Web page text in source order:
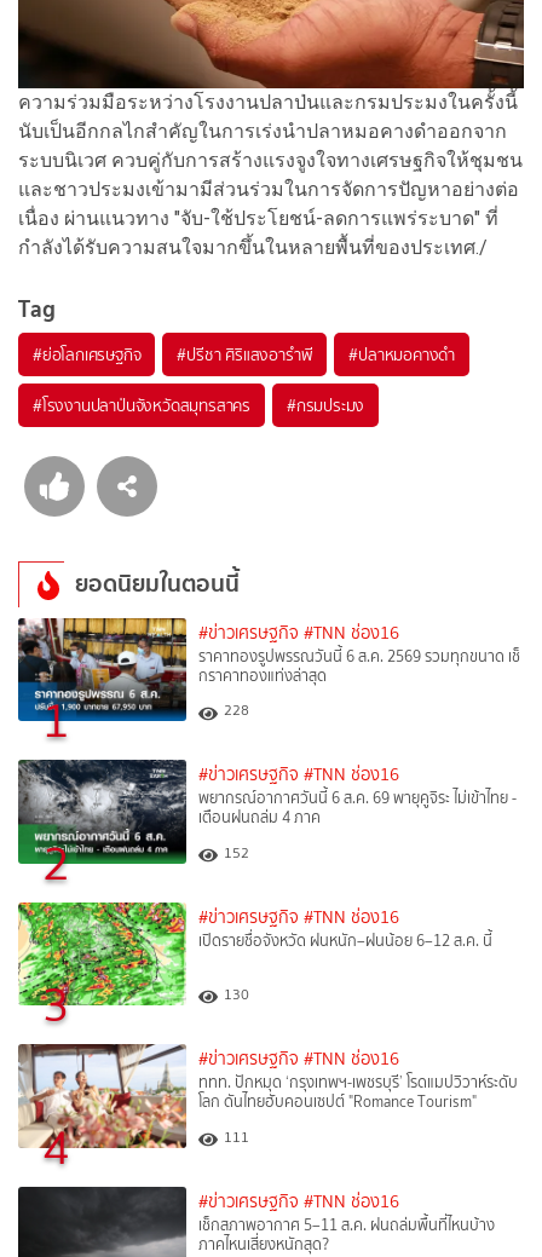
ความร่วมมือระหว่างโรงงานปลาป่นและกรมประมงในครั้งนี้
นับเป็นอีกกลไกสำคัญในการเร่งนำปลาหมอคางดำออกจาก
ระบบนิเวศ ควบคู่กับการสร้างแรงจูงใจทางเศรษฐกิจให้ชุมชน
และชาวประมงเข้ามามีส่วนร่วมในการจัดการปัญหาอย่างต่อ
เนื่อง ผ่านแนวทาง "จับ-ใช้ประโยชน์-ลดการแพร่ระบาด" ที่
กำลังได้รับความสนใจมากขึ้นในหลายพื้นที่ของประเทศ./
Tag
#ย่อโลกเศรษฐกิจ #ปรีชา ศิริแสงอารำพี #ปลาหมอคางดำ
#โรงงานปลาป่นจังหวัดสมุทรสาคร #กรมประมง
ยอดนิยมในตอนนี้
1
#ข่าวเศรษฐกิจ #TNN ช่อง16
ราคาทองรูปพรรณวันนี้ 6 ส.ค. 2569 รวมทุกขนาด เช็
กราคาทองแท่งล่าสุด
228
2
#ข่าวเศรษฐกิจ #TNN ช่อง16
พยากรณ์อากาศวันนี้ 6 ส.ค. 69 พายุคูจิระ ไม่เข้าไทย -
เตือนฝนถล่ม 4 ภาค
152
3
#ข่าวเศรษฐกิจ #TNN ช่อง16
เปิดรายชื่อจังหวัด ฝนหนัก–ฝนน้อย 6–12 ส.ค. นี้
130
4
#ข่าวเศรษฐกิจ #TNN ช่อง16
ททท. ปักหมุด ‘กรุงเทพฯ-เพชรบุรี’ โรดแมปวิวาห์ระดับ
โลก ดันไทยฮับคอนเซปต์ "Romance Tourism"
111
#ข่าวเศรษฐกิจ #TNN ช่อง16
เช็กสภาพอากาศ 5–11 ส.ค. ฝนถล่มพื้นที่ไหนบ้าง
ภาคไหนเสี่ยงหนักสุด?